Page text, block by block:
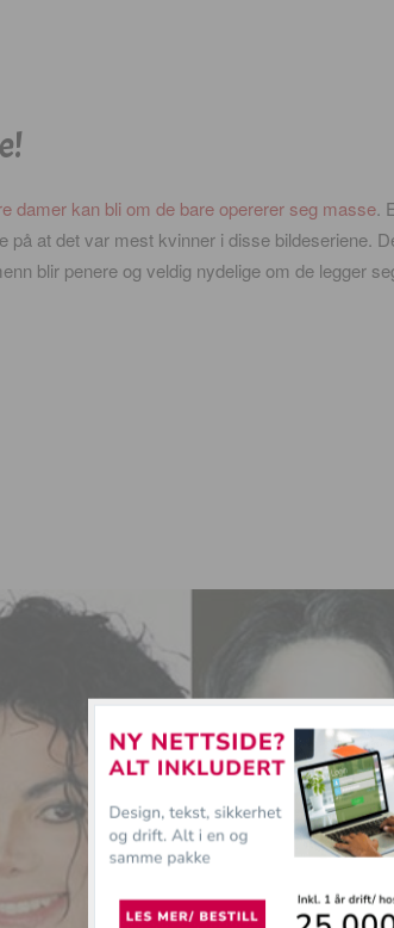
damer kan bli om de bare opererer seg masse.
at det var mest kvinner i disse bildeseriene.
blir penere og veldig nydelige om de legger